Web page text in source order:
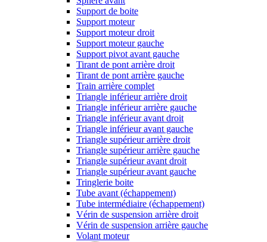
Support de boite
Support moteur
Support moteur droit
Support moteur gauche
Support pivot avant gauche
Tirant de pont arrière droit
Tirant de pont arrière gauche
Train arrière complet
Triangle inférieur arrière droit
Triangle inférieur arrière gauche
Triangle inférieur avant droit
Triangle inférieur avant gauche
Triangle supérieur arrière droit
Triangle supérieur arrière gauche
Triangle supérieur avant droit
Triangle supérieur avant gauche
Tringlerie boite
Tube avant (échappement)
Tube intermédiaire (échappement)
Vérin de suspension arrière droit
Vérin de suspension arrière gauche
Volant moteur